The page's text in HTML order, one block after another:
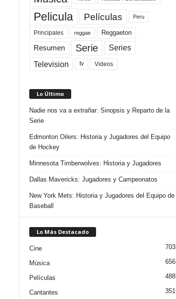
Pelicula Películas Peru
Principales reggae Reggaeton
Resumen Serie Series
Television tv Videos
Lo Último
Nadie nos va a extrañar: Sinopsis y Reparto de la
Serie
Edmonton Oilers: Historia y Jugadores del Equipo
de Hockey
Minnesota Timberwolves: Historia y Jugadores
Dallas Mavericks: Jugadores y Campeonatos
New York Mets: Historia y Jugadores del Equipo de
Baseball
Lo Más Destacado
Cine 703
Música 656
Películas 488
Cantantes 351